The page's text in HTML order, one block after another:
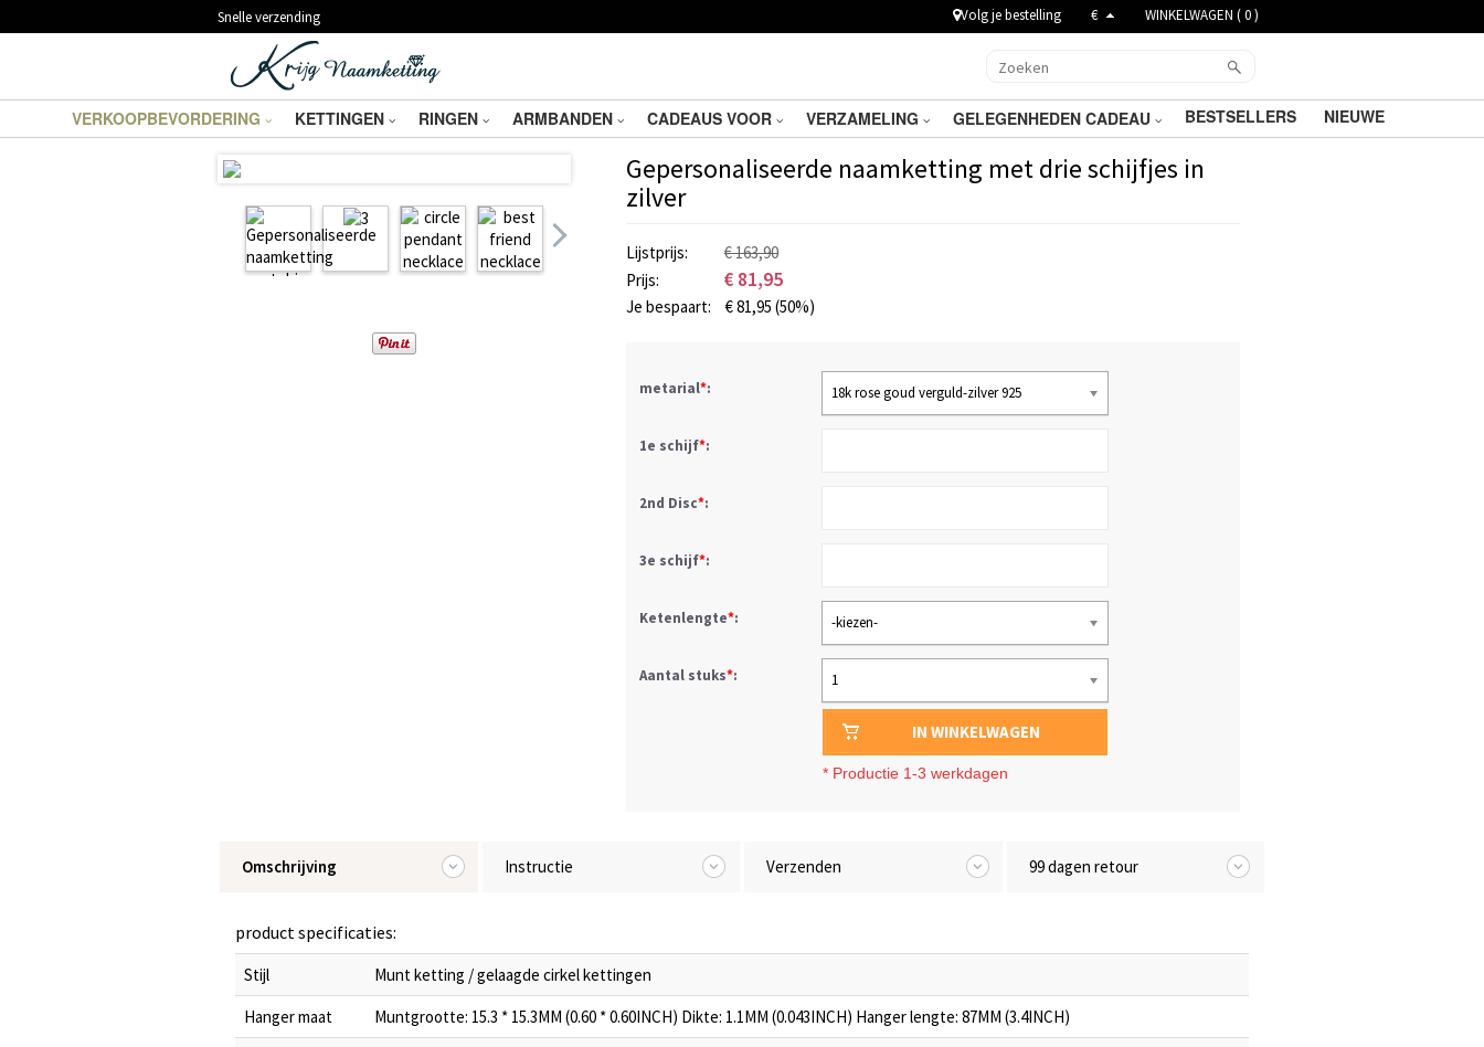
Snelle verzending Volg je bestelling € WINKELWAGEN (0)
VERKOOPBEVORDERING KETTINGEN RINGEN ARMBANDEN CADEAUS VOOR VERZAMELING GELEGENHEDEN CADEAU BESTSELLERS NIEUWE
Gepersonaliseerde naamketting met drie schijfjes in
zilver
Lijstprijs:
€ 163,90
Prijs:
€ 81,95
Je bespaart: €81,95 (50%)
metarial*: 18k rose goud verguld-zilver 925
1e schijf*:
2nd Disc*:
3e schijf*:
Ketenlengte*: -kiezen-
Aantal stuks*: 1
IN WINKELWAGEN
* Productie 1-3 werkdagen
Omschrijving Instructie Verzenden 99 dagen retour
product specificaties:
Stijl
Munt ketting / gelaagde cirkel kettingen
Hanger maat
Muntgrootte: 15.3 * 15.3MM (0.60 * 0.60INCH) Dikte: 1.1MM (0.043INCH) Hanger lengte: 87MM (3.4INCH)